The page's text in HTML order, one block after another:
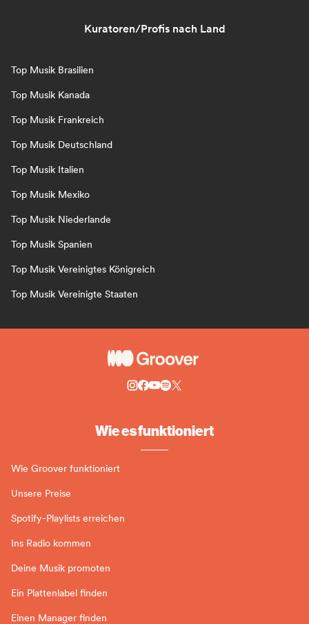
Kuratoren/Profis nach Land
Top Musik Brasilien
Top Musik Kanada
Top Musik Frankreich
Top Musik Deutschland
Top Musik Italien
Top Musik Mexiko
Top Musik Niederlande
Top Musik Spanien
Top Musik Vereinigtes Königreich
Top Musik Vereinigte Staaten
Wie es funktioniert
Wie Groover funktioniert
Unsere Preise
Spotify-Playlists erreichen
Ins Radio kommen
Deine Musik promoten
Ein Plattenlabel finden
Einen Manager finden